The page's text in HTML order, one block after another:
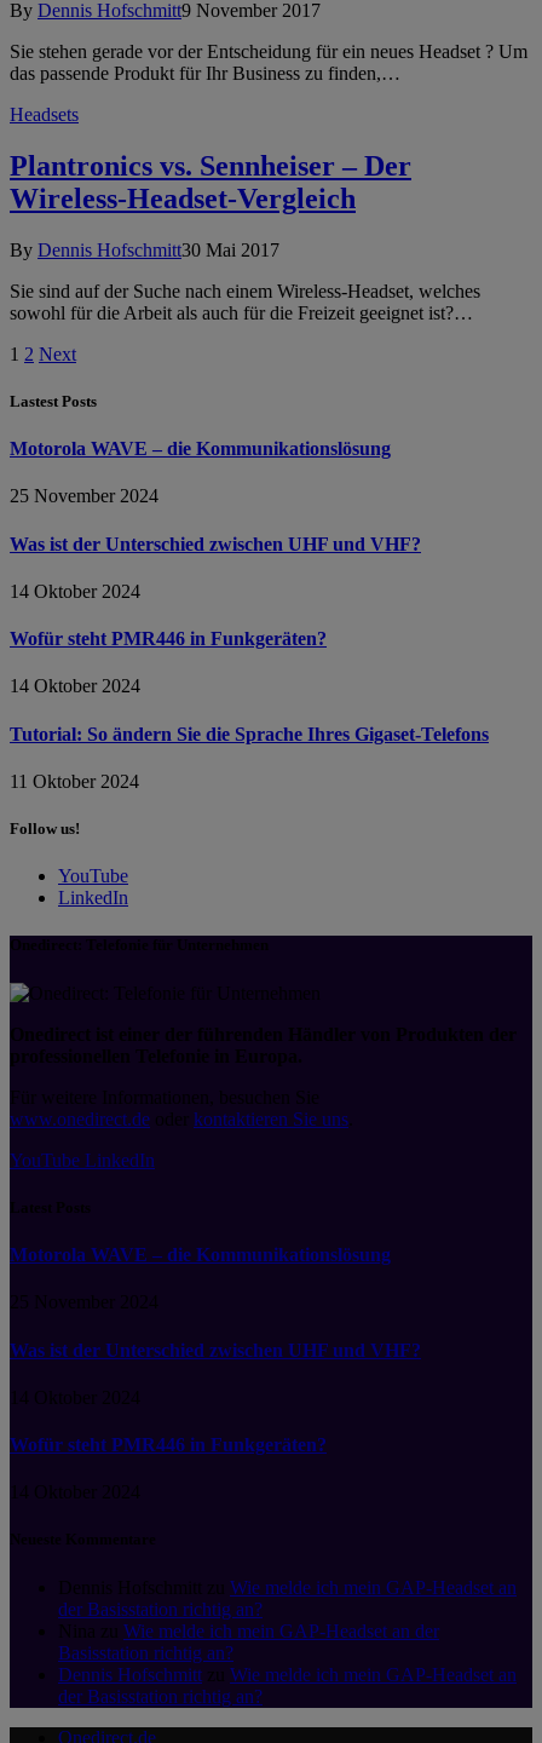
By Dennis Hofschmitt9 November 2017
Sie stehen gerade vor der Entscheidung für ein neues Headset ? Um
das passende Produkt für Ihr Business zu finden,…
Headsets
Plantronics vs. Sennheiser – Der
Wireless-Headset-Vergleich
By Dennis Hofschmitt30 Mai 2017
Sie sind auf der Suche nach einem Wireless-Headset, welches
sowohl für die Arbeit als auch für die Freizeit geeignet ist?…
1 2 Next
Lastest Posts
Motorola WAVE – die Kommunikationslösung
25 November 2024
Was ist der Unterschied zwischen UHF und VHF?
14 Oktober 2024
Wofür steht PMR446 in Funkgeräten?
14 Oktober 2024
Tutorial: So ändern Sie die Sprache Ihres Gigaset-Telefons
11 Oktober 2024
Follow us!
YouTube
LinkedIn
Onedirect: Telefonie für Unternehmen
Onedirect ist einer der führenden Händler von Produkten der
professionellen Telefonie in Europa.
Für weitere Informationen, besuchen Sie
www.onedirect.de oder kontaktieren Sie uns
YouTube LinkedIn
Latest Posts
Motorola WAVE – die Kommunikationslösung
25 November 2024
Was ist der Unterschied zwischen UHF und VHF?
14 Oktober 2024
Wofür steht PMR446 in Funkgeräten?
14 Oktober 2024
Neueste Kommentare
Dennis Hofschmitt zu Wie melde ich mein GAP-Headset an
der Basisstation richtig an?
Nina zu Wie melde ich mein GAP-Headset an der
Basisstation richtig an?
Dennis Hofschmitt zu Wie melde ich mein GAP-Headset an
der Basisstation richtig an?
Onedirect.de